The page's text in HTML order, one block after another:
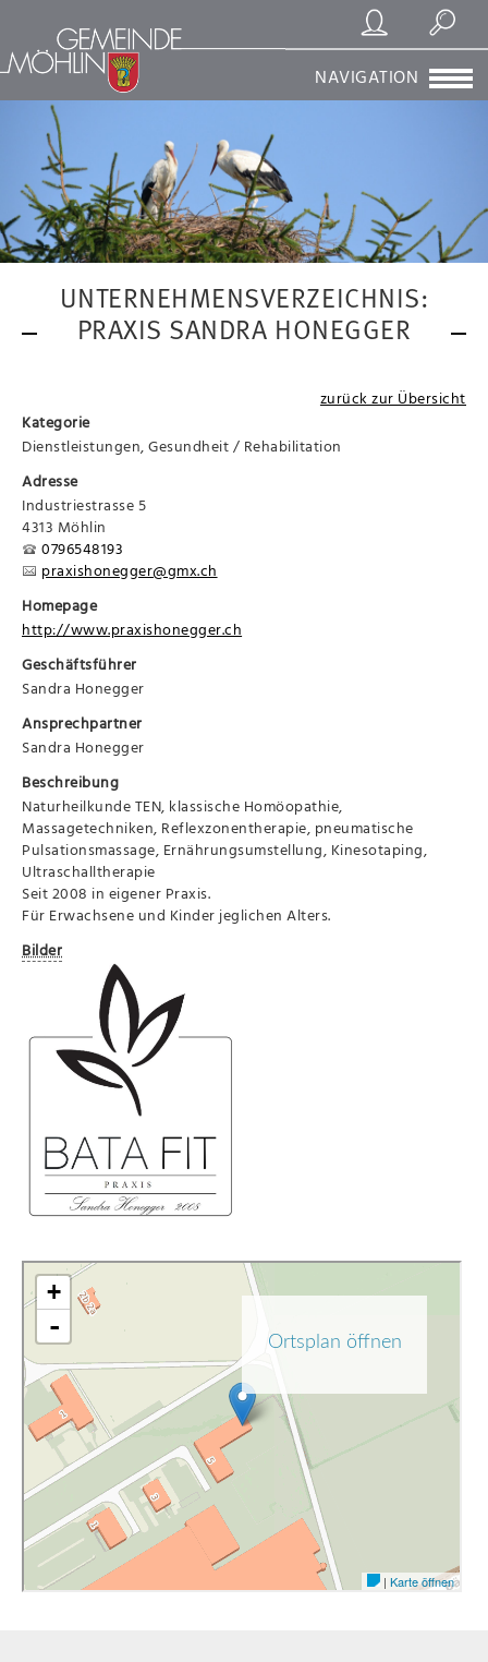
Registrierung/Login
Suchen
NAVIGATION
UNTERNEHMENSVERZEICHNIS:
PRAXIS SANDRA HONEGGER
zurück zur Übersicht
Kategorie
Dienstleistungen, Gesundheit / Rehabilitation
Adresse
Industriestrasse 5
4313 Möhlin
0796548193
praxishonegger@gmx.ch
Homepage
http://www.praxishonegger.ch
Geschäftsführer
Sandra Honegger
Ansprechpartner
Sandra Honegger
Beschreibung
Naturheilkunde TEN, klassische Homöopathie,
Massagetechniken, Reflexzonentherapie, pneumatische
Pulsationsmassage, Ernährungsumstellung, Kinesotaping,
Ultraschalltherapie
Seit 2008 in eigener Praxis.
Für Erwachsene und Kinder jeglichen Alters.
Bilder